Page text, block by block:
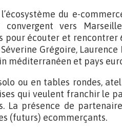
du e-
convergent vers
pour écouter et rencontrer
Grégoire,
méditerranéen et pays
ou en tables rondes,
qui veulent franchir le
La présence de
(futurs) ecommerçants.